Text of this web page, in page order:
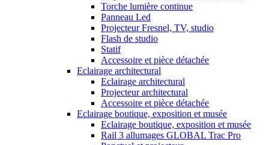
Torche lumière continue
Panneau Led
Projecteur Fresnel, TV, studio
Flash de studio
Statif
Accessoire et pièce détachée
Eclairage architectural
Eclairage architectural
Projecteur architectural
Accessoire et pièce détachée
Eclairage boutique, exposition et musée
Eclairage boutique, exposition et musée
Rail 3 allumages GLOBAL Trac Pro